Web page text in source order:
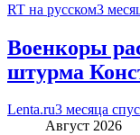
RT на русском3
Военкоры
штурма
Lenta.ru3 месяца
Август 2026